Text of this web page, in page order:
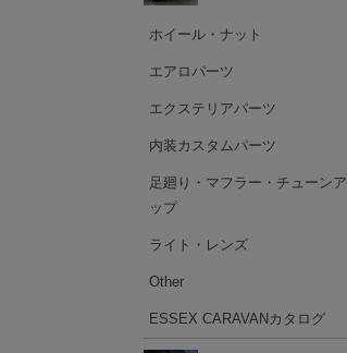
ホイール・ナット
エアロパーツ
エクステリアパーツ
内装カスタムパーツ
足廻り・マフラー・チューンア
ップ
ライト・レンズ
Other
ESSEX CARAVANカタログ